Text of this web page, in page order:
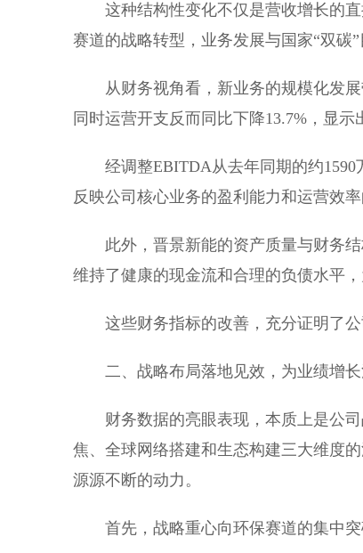
这种结构性变化不仅是营收增长的
赛道的战略转型，业务发展与国家“双碳
从财务视角看，新业务的规模化发
同时运营开支反而同比下降13.7%，显
经调整EBITDA从去年同期的约
反映公司核心业务的盈利能力和运营效率
此外，晋景新能的资产质量与财务
维持了健康的现金流和合理的负债水平
这些财务指标的改善，充分证明了
二、战略布局落地见效，为业绩增
财务数据的亮眼表现，本质上是公
焦、全球网络搭建和生态构建三大维度
源源不断的动力。
首先，战略重心向环保赛道的集中